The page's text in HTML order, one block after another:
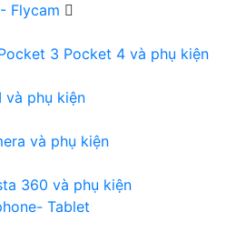
Flycam
3 Pocket 4 và phụ kiện
và phụ kiện
và phụ kiện
360 và phụ kiện
Tablet